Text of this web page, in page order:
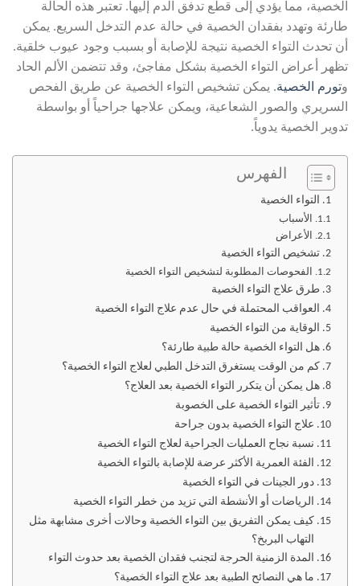
الخصية، مما يؤدي إلى قطع تدفق الدم إليها. تعتبر هذه الحالة
طارئة وتهدد بفقدان الخصية في حالة عدم التدخل السريع. يمكن
أن تحدث التواء الخصية نتيجة للإصابة أو بسبب وجود عيوب خلقية.
تظهر أعراض التواء الخصية بشكل مفاجئ، وقد تتضمن الألم الحاد
وتورم الخصية. يمكن تشخيص التواء الخصية عن طريق الفحص
السريري والصور الشعاعية، ويمكن علاجها جراحياً أو بواسطة
تدوير الخصية يدوياً.
الفهرس
التواء الخصية
الأسباب
الأعراض
تشخيص التواء الخصية
الفحوصات المطلوبة لتشخيص التواء الخصية
طرق علاج التواء الخصية
العواقب المحتملة في حال عدم علاج التواء الخصية
الوقاية من التواء الخصية
هل التواء الخصية حالة طبية طارئة؟
كم من الوقت يستغرق التدخل الطبي لعلاج التواء الخصية؟
هل يمكن أن يتكرر التواء الخصية بعد العلاج؟
تأثير التواء الخصية على الخصوبة
علاج التواء الخصية بدون جراحة
نسبة نجاح العمليات الجراحية لعلاج التواء الخصية
الفئة العمرية الأكثر عرضة للإصابة بالتواء الخصية
دور الجينات في التواء الخصية
الرياضات أو الأنشطة التي تزيد من خطر التواء الخصية
كيف يمكن التفريق بين التواء الخصية وحالات أخرى مشابهة مثل
التهاب البربخ؟
المدة الزمنية الحرجة لتجنب فقدان الخصية بعد حدوث التواء
ما هي النصائح الطبية بعد علاج التواء الخصية؟